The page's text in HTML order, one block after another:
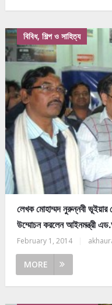
বিবিধ, শিল্প ও সাহিত্য
লেখক মোহাম্মদ নুরুন্নবী
উম্মোচন করলেন আইনমন্ত্রী
February 1, 2014
MORE